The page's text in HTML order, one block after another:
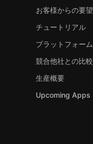
お客様からの要望
チュートリアル
プラットフォーム
競合他社との比較
生産概要
Upcoming Apps